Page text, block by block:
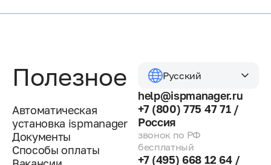
Полезное
Автоматическая
установка ispmanager
Документы
Способы оплаты
Русский
help@ispmanager.ru
+7 (800) 775 47 71 /
Россия
звонок по РФ
бесплатный
+7 (495) 668 12 64 /